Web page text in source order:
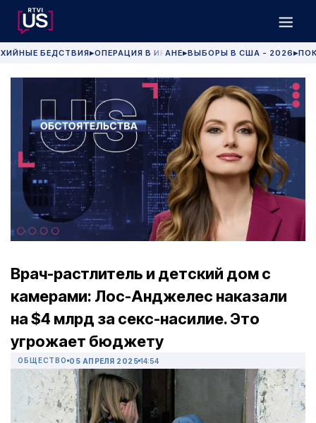
БЕДСТВИЯ▶ОПЕРАЦИЯ В ИРАНЕ▶ВЫБОРЫ В США - 2026 ▶
Врач-растлитель и детский дом с
камерами: Лос-Анджелес наказали
на $4 млрд за секс-насилие. Это
угрожает бюджету
ОБЩЕСТВО 05 АПРЕЛЯ 2025 14:54